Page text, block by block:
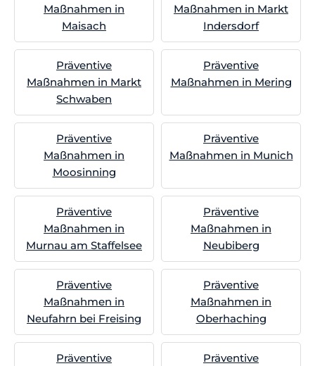
Maßnahmen in
Maisach
Maßnahmen in Markt
Indersdorf
Präventive
Maßnahmen in Markt
Schwaben
Präventive
Maßnahmen in Mering
Präventive
Maßnahmen in
Moosinning
Präventive
Maßnahmen in Munich
Präventive
Maßnahmen in
Murnau am Staffelsee
Präventive
Maßnahmen in
Neubiberg
Präventive
Maßnahmen in
Neufahrn bei Freising
Präventive
Maßnahmen in
Oberhaching
Präventive
Präventive